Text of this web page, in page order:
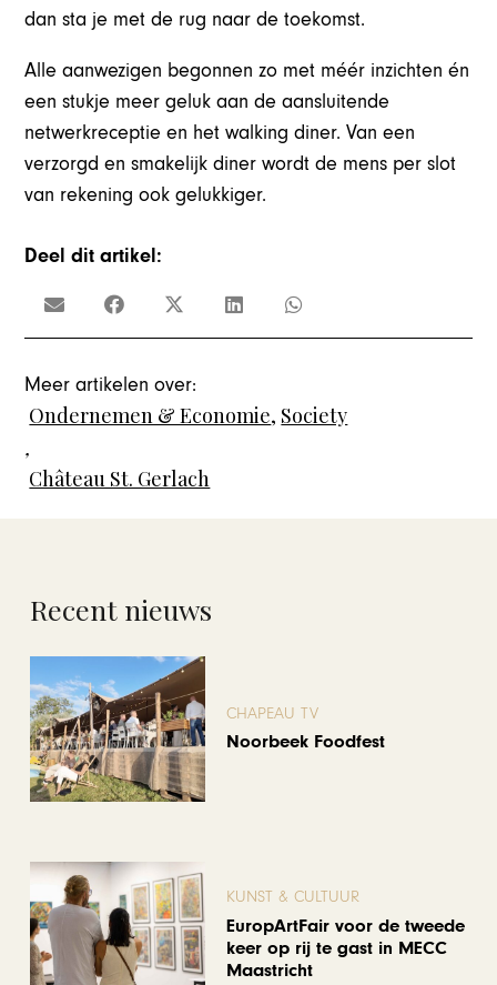
dan sta je met de rug naar de toekomst.
Alle aanwezigen begonnen zo met méér inzichten én
een stukje meer geluk aan de aansluitende
netwerkreceptie en het walking diner. Van een
verzorgd en smakelijk diner wordt de mens per slot
van rekening ook gelukkiger.
Deel dit artikel:
Meer artikelen over:
Ondernemen & Economie, Society
,
Château St. Gerlach
Recent nieuws
CHAPEAU TV
Noorbeek Foodfest
KUNST & CULTUUR
EuropArtFair voor de tweede
keer op rij te gast in MECC
Maastricht